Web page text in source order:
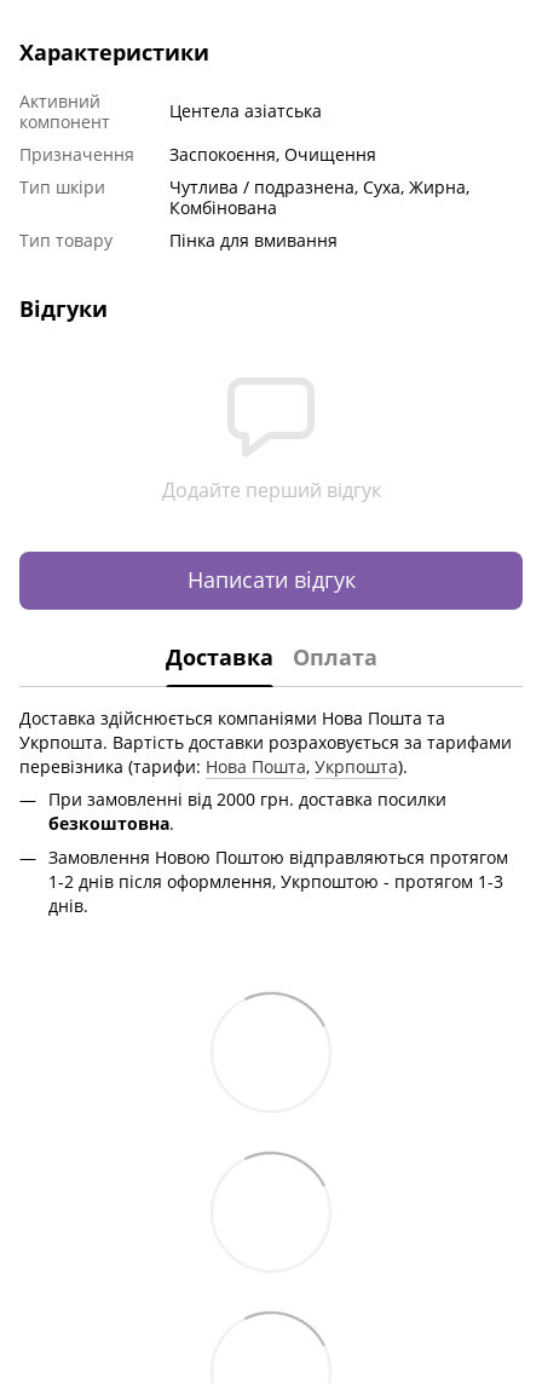
Характеристики
Активний
компонент
Центела азіатська
Призначення
Заспокоєння, Очищення
Тип шкіри
Чутлива / подразнена, Суха, Жирна,
Комбінована
Тип товару
Пінка для вмивання
Відгуки
Додайте перший відгук
Написати відгук
Доставка Оплата
Доставка здійснюється компаніями Нова Пошта та
Укрпошта. Вартість доставки розраховується за тарифами
перевізника (тарифи: Нова Пошта, Укрпошта).
При замовленні від 2000 грн. доставка посилки
безкоштовна.
Замовлення Новою Поштою відправляються протягом
1-2 днів після оформлення, Укрпоштою - протягом 1-3
днів.